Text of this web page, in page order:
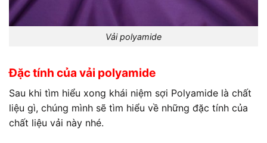
Vải polyamide
Đặc tính của vải polyamide
Sau khi tìm hiểu xong khái niệm sợi Polyamide là chất
liệu gì, chúng mình sẽ tìm hiểu về những đặc tính của
chất liệu vải này nhé.